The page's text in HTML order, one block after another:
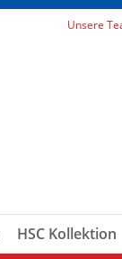
Unsere
HSC Kollektion